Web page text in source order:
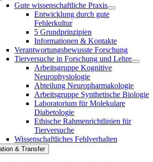
Gute wissenschaftliche Praxis
Entwicklung durch gute
Fehlerkultur
5 Grundprinzipien
Informationen & Kontakte
Verantwortungsbewusste Forschung
Tierversuche in Forschung und Lehre
Arbeitsgruppe Kognitive
Neurophysiologie
Abteilung Neuropharmakologie
Arbeitsgruppe Synthetische Biologie
Laboratorium für Molekulare
Diabetologie
Ethische Rahmenrichtlinien für
Tierversuche
Wissenschaftliches Fehlverhalten
& Transfer